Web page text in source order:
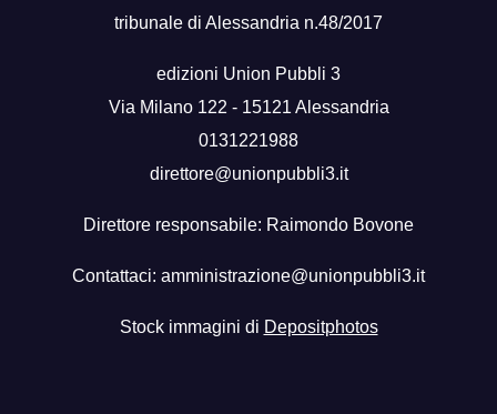
tribunale di Alessandria n.48/2017
edizioni Union Pubbli 3
Via Milano 122 - 15121 Alessandria
0131221988
direttore@unionpubbli3.it
Direttore responsabile: Raimondo Bovone
Contattaci: amministrazione@unionpubbli3.it
Stock immagini di Depositphotos